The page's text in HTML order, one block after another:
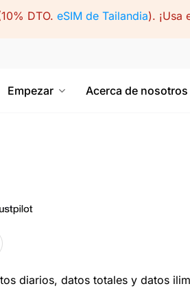
DTO. eSIM de Tailandia). ¡Usa
Empezar Acerca de nosotros
diarios, datos totales y datos